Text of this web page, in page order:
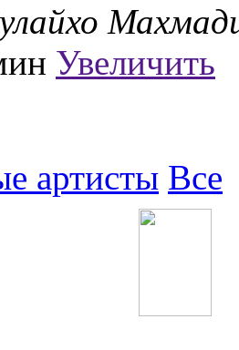
Увеличить
артисты Все